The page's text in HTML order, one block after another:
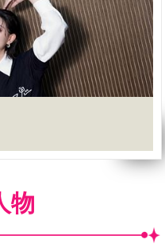
物